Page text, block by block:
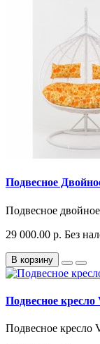
Подвесное
Подвесное
29 000.00 р. Без
В корзину
Подвесное
Подвесное кресло